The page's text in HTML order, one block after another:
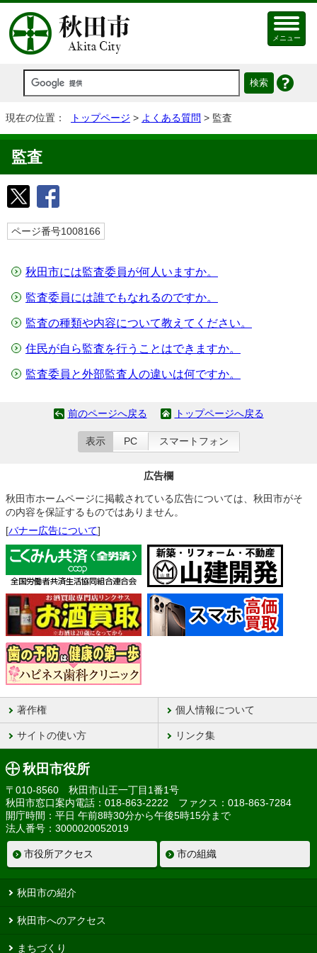
メニュー
現在の位置： トップページ > よくある質問 > 監査
監査
ページ番号1008166
秋田市には監査委員が何人いますか。
監査委員には誰でもなれるのですか。
監査の種類や内容について教えてください。
住民が自ら監査を行うことはできますか。
監査委員と外部監査人の違いは何ですか。
前のページへ戻る トップページへ戻る
表示 PC スマートフォン
広告欄
秋田市ホームページに掲載されている広告については、秋田市がそ
の内容を保証するものではありません。
[バナー広告について]
著作権 個人情報について
サイトの使い方 リンク集
秋田市役所
〒010-8560 秋田市山王一丁目1番1号
秋田市窓口案内電話：018-863-2222 ファクス：018-863-7284
開庁時間：平日 午前8時30分から午後5時15分まで
法人番号：3000020052019
市役所アクセス 市の組織
秋田市の紹介
秋田市へのアクセス
まちづくり